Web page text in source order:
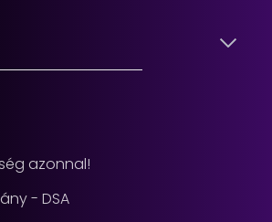
azonnal!
- DSA